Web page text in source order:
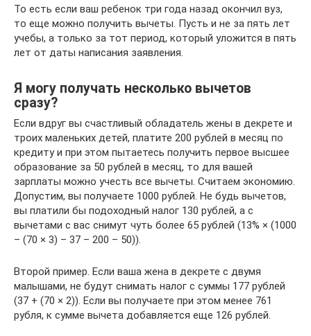
То есть если ваш ребенок три года назад окончил вуз,
то еще можно получить вычеты. Пусть и не за пять лет
учебы, а только за тот период, который уложится в пять
лет от даты написания заявления.
Я могу получать несколько вычетов
сразу?
Если вдруг вы счастливый обладатель жены в декрете и
троих маленьких детей, платите 200 рублей в месяц по
кредиту и при этом пытаетесь получить первое высшее
образование за 50 рублей в месяц, то для вашей
зарплаты можно учесть все вычеты. Считаем экономию.
Допустим, вы получаете 1000 рублей. Не будь вычетов,
вы платили бы подоходный налог 130 рублей, а с
вычетами с вас снимут чуть более 65 рублей (13% × (1000
– (70 × 3) – 37 – 200 – 50)).
Второй пример. Если ваша жена в декрете с двумя
малышами, не будут снимать налог с суммы 177 рублей
(37 + (70 × 2)). Если вы получаете при этом менее 761
рубля, к сумме вычета добавляется еще 126 рублей.